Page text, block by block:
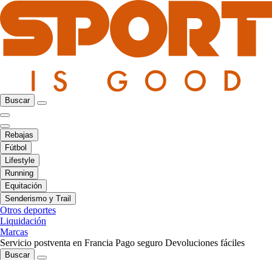
Buscar
Rebajas
Fútbol
Lifestyle
Running
Equitación
Senderismo y Trail
Otros deportes
Liquidación
Marcas
Servicio postventa en Francia Pago seguro Devoluciones fáciles
Buscar